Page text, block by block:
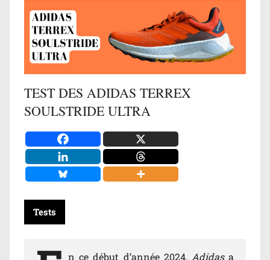
TEST DES ADIDAS TERREX
SOULSTRIDE ULTRA
Tests
n ce début d’année 2024, Adidasa